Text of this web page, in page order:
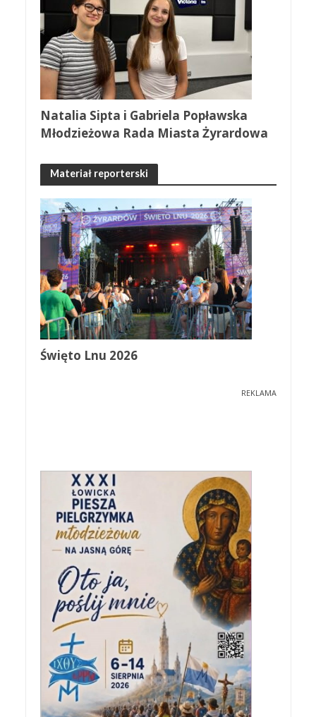
Natalia Sipta i Gabriela Popławska
Młodzieżowa Rada Miasta Żyrardowa
Materiał reporterski
Święto Lnu 2026
REKLAMA